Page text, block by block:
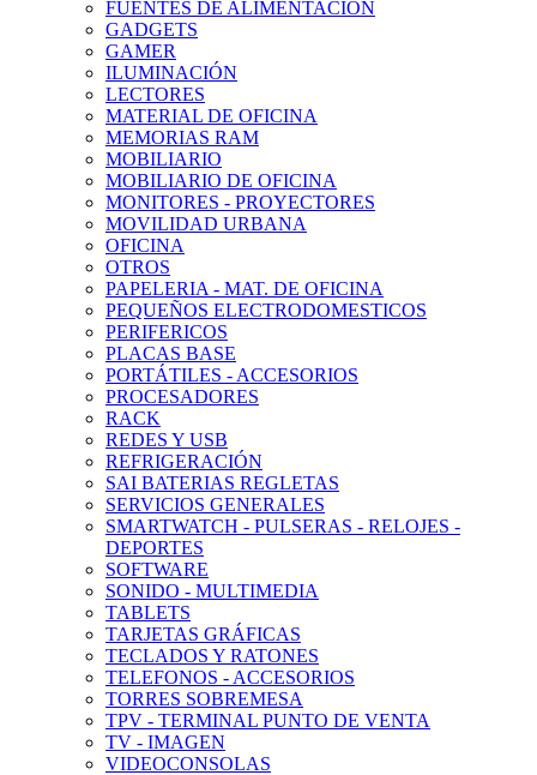
FUENTES DE ALIMENTACIÓN
GADGETS
GAMER
ILUMINACIÓN
LECTORES
MATERIAL DE OFICINA
MEMORIAS RAM
MOBILIARIO
MOBILIARIO DE OFICINA
MONITORES - PROYECTORES
MOVILIDAD URBANA
OFICINA
OTROS
PAPELERIA - MAT. DE OFICINA
PEQUEÑOS ELECTRODOMESTICOS
PERIFERICOS
PLACAS BASE
PORTÁTILES - ACCESORIOS
PROCESADORES
RACK
REDES Y USB
REFRIGERACIÓN
SAI BATERIAS REGLETAS
SERVICIOS GENERALES
SMARTWATCH - PULSERAS - RELOJES -
DEPORTES
SOFTWARE
SONIDO - MULTIMEDIA
TABLETS
TARJETAS GRÁFICAS
TECLADOS Y RATONES
TELEFONOS - ACCESORIOS
TORRES SOBREMESA
TPV - TERMINAL PUNTO DE VENTA
TV - IMAGEN
VIDEOCONSOLAS